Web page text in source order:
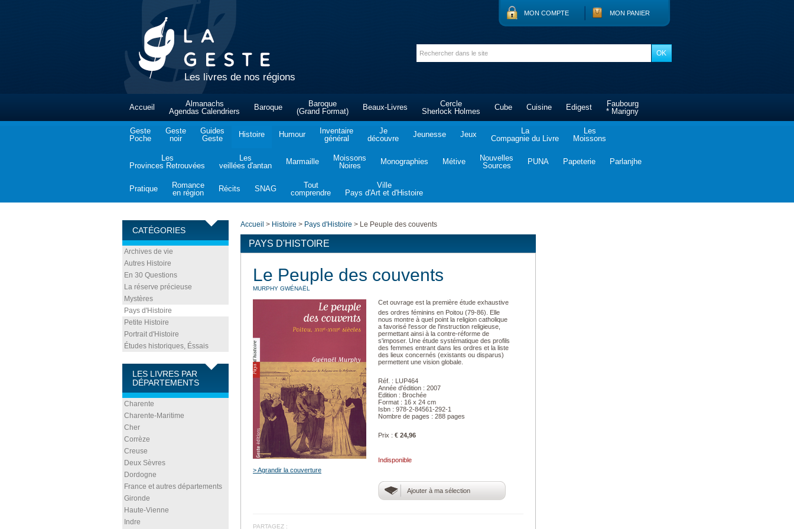
Les livres de nos régions
MON COMPTE MON PANIER
Accueil
Almanachs
Agendas Calendriers
Baroque
Baroque
(Grand Format)
Beaux-Livres
Cercle
Sherlock Holmes
Cube Cuisine Edigest
Faubourg
* Marigny
Geste
Poche
Geste
noir
Guides
Geste
Histoire Humour
Inventaire
général
Je
découvre
Jeunesse Jeux
La
Compagnie du Livre
Les
Moissons
Les
Provinces Retrouvées
Les
veillées d'antan
Marmaille
Moissons
Noires
Monographies Métive
Nouvelles
Sources
PUNA Papeterie Parlanjhe
Pratique
Romance
en région
Récits SNAG
Tout
comprendre
Ville
Pays d'Art et d'Histoire
CATÉGORIES
Archives de vie
Autres Histoire
En 30 Questions
La réserve précieuse
Mystères
Pays d'Histoire
Petite Histoire
Portrait d'Histoire
Études historiques, Éssais
LES LIVRES PAR
DÉPARTEMENTS
Charente
Charente-Maritime
Cher
Corrèze
Creuse
Deux Sèvres
Dordogne
France et autres départements
Gironde
Haute-Vienne
Indre
Accueil > Histoire > Pays d'Histoire > Le Peuple des couvents
PAYS D'HISTOIRE
Le Peuple des couvents
MURPHY GWÉNAËL
> Agrandir la couverture
Cet ouvrage est la première étude exhaustive
des ordres féminins en Poitou (79-86). Elle
nous montre à quel point la religion catholique
a favorisé l'essor de l'instruction religieuse,
permettant ainsi à la contre-réforme de
s'imposer. Une étude systématique des profils
des femmes entrant dans les ordres et la liste
des lieux concernés (existants ou disparus)
permettent une vision globale.
Réf. : LUP464
Année d'édition : 2007
Edition : Brochée
Format : 16 x 24 cm
Isbn : 978-2-84561-292-1
Nombre de pages : 288 pages
Prix : € 24,96
Indisponible
Ajouter à ma sélection
PARTAGEZ :